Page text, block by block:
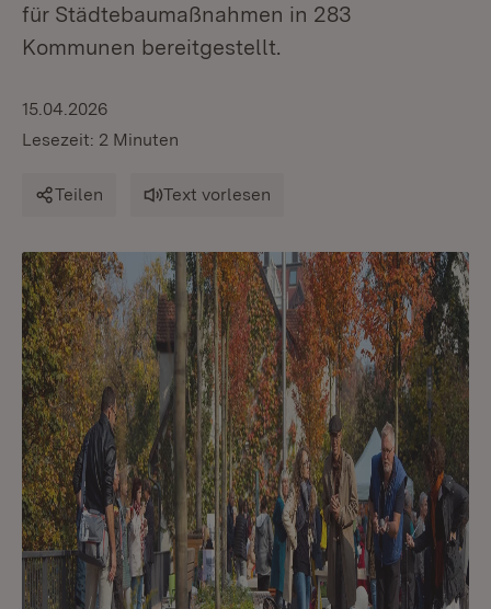
für Städtebaumaßnahmen in 283
Kommunen bereitgestellt.
15.04.2026
Lesezeit: 2 Minuten
Teilen Text vorlesen